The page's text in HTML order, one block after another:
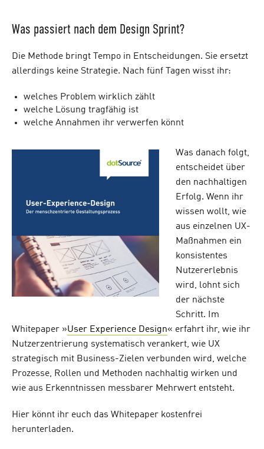
Was passiert nach dem Design Sprint?
Die Methode bringt Tempo in Entscheidungen. Sie ersetzt
allerdings keine Strategie. Nach fünf Tagen wisst ihr:
welches Problem wirklich zählt
welche Lösung tragfähig ist
welche Annahmen ihr verwerfen könnt
Was danach folgt,
entscheidet über
den nachhaltigen
Erfolg. Wenn ihr
wissen wollt, wie
aus einzelnen UX-
Maßnahmen ein
konsistentes
Nutzererlebnis
wird, lohnt sich
der nächste
Schritt. Im
Whitepaper »User Experience Design« erfahrt ihr, wie ihr
Nutzerzentrierung systematisch verankert, wie UX
strategisch mit Business-Zielen verbunden wird, welche
Prozesse, Rollen und Methoden nachhaltig wirken und
wie aus Erkenntnissen messbarer Mehrwert entsteht.
Hier könnt ihr euch das Whitepaper kostenfrei
herunterladen.